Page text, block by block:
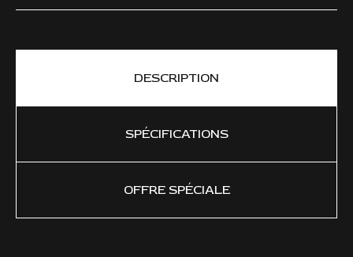
DESCRIPTION
SPÉCIFICATIONS
OFFRE SPÉCIALE